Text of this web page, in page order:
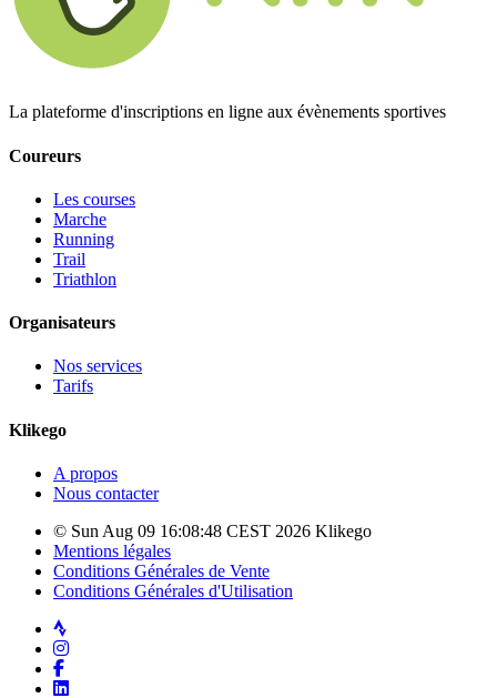
La plateforme d'inscriptions en ligne aux évènements sportives
Coureurs
Les courses
Marche
Running
Trail
Triathlon
Organisateurs
Nos services
Tarifs
Klikego
A propos
Nous contacter
© Sun Aug 09 16:08:48 CEST 2026 Klikego
Mentions légales
Conditions Générales de Vente
Conditions Générales d'Utilisation
Strava
Instagram
Facebook
LinkedIn